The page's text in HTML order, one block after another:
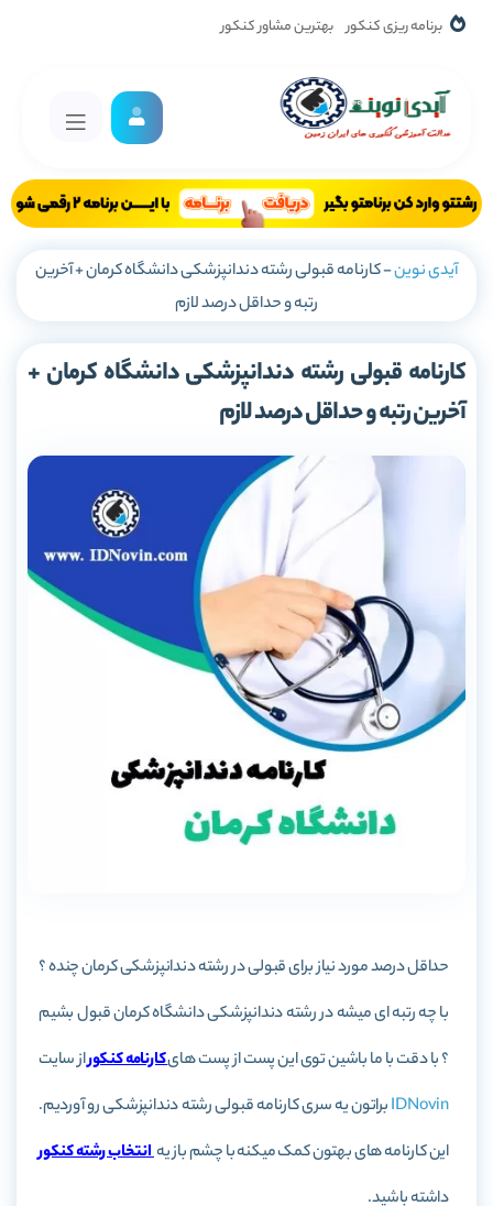
برنامه ریزی کنکور بهترین مشاور کنکور
آیدی نوین-کارنامه قبولی رشته دندانپزشکی دانشگاه کرمان + آخرین
رتبه و حداقل درصد لازم
کارنامه قبولی رشته دندانپزشکی دانشگاه کرمان +
آخرین رتبه و حداقل درصد لازم
حداقل درصد مورد نیاز برای قبولی در رشته دندانپزشکی کرمان چنده ؟
با چه رتبه ای میشه در رشته دندانپزشکی دانشگاه کرمان قبول بشیم
؟ با دقت با ما باشین توی این پست از پست هایکارنامه کنکوراز سایت
IDNovinبراتون یه سری کارنامه قبولی رشته دندانپزشکی رو آوردیم.
این کارنامه های بهتون کمک میکنه با چشم باز یهانتخاب رشته کنکور
داشته باشید.